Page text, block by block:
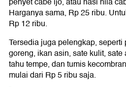
Harganya sama, Rp 25 ribu.
Rp 12 ribu.
Tersedia juga pelengkap, seperti
goreng, ikan asin, sate kulit,
tahu tempe, dan tumis
mulai dari Rp 5 ribu saja.